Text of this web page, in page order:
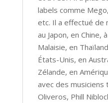
labels comme
etc. Il a effectué de
au Japon, en Chine,
Malaisie, en
États-Unis, en
Zélande, en
avec des musiciens
Oliveros, Phill